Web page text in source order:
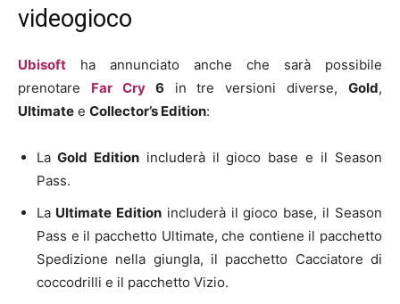
videogioco
Ubisoft ha annunciato anche che sarà possibile
prenotare Far Cry6 in tre versioni diverse, Gold,
Ultimate e Collector’s Edition:
La Gold Editionincluderà il gioco base e il Season
Pass.
La Ultimate Editionincluderà il gioco base, il Season
Pass e il pacchetto Ultimate, che contiene il pacchetto
Spedizione nella giungla, il pacchetto Cacciatore di
coccodrilli e il pacchetto Vizio.